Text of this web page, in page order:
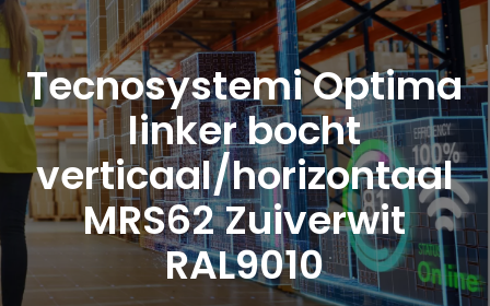
Tecnosystemi Optima
linker bocht
verticaal/horizontaal
MRS62 Zuiverwit
RAL9010